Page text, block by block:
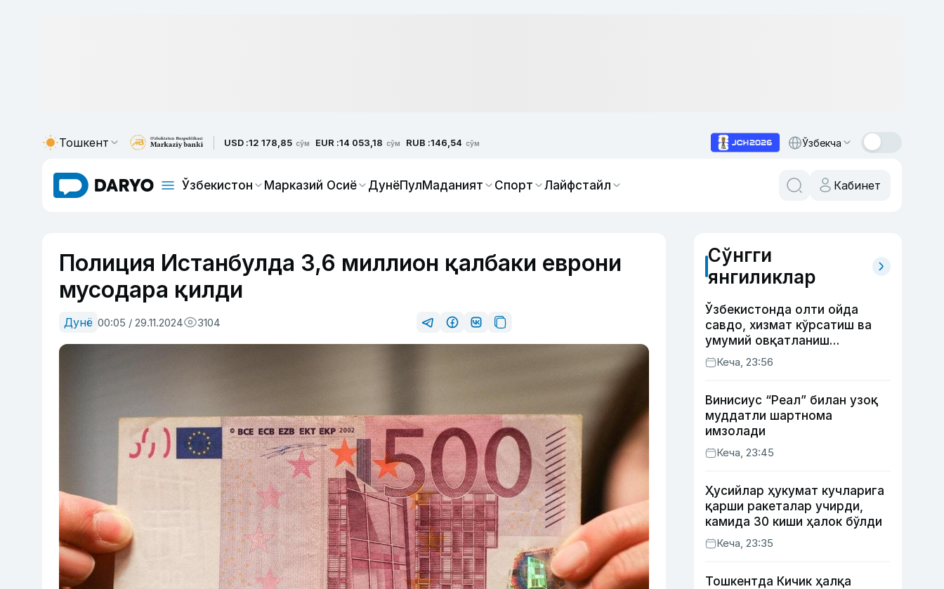
Тошкент USD :12 178,85 сўм EUR :14 053,18 сўм RUB :146,54 сўм Ўзбекча
Ўзбекистон Марказий Осиё ДунёПулМаданият Спорт Лайфстайл Кабинет
Полиция Истанбулда 3,6 миллион қалбаки еврони
мусодара қилди
Дунё 00:05 / 29.11.2024 3104
Сўнгги
янгиликлар
Ўзбекистонда олти ойда
савдо, хизмат кўрсатиш ва
умумий овқатланиш
корхоналари қанча солиқ
тўлагани очиқланди
Кеча, 23:56
Винисиус “Реал” билан узоқ
муддатли шартнома
имзолади
Кеча, 23:45
Ҳусийлар ҳукумат кучларига
қарши ракеталар учирди,
камида 30 киши ҳалок бўлди
Кеча, 23:35
Тошкентда Кичик ҳалқа